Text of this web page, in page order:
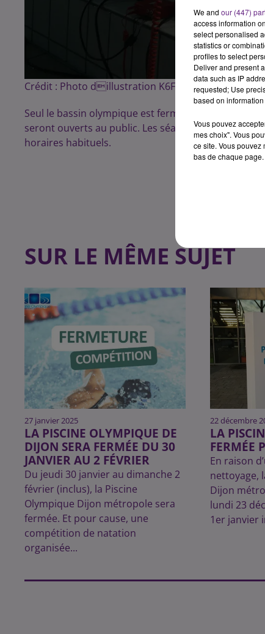
Crédit : Photo dillustration K6FM
Seul le bassin olympique est fermé ce week-end.
seront ouverts au public. Les séances "Bébé
horaires habituels.
SUR LE MÊME SUJET
27 janvier 2025
LA PISCINE OLYMPIQUE DE
DIJON SERA FERMÉE DU 30
JANVIER AU 2 FÉVRIER
Du jeudi 30 janvier au dimanche 2
février (inclus), la Piscine
Olympique Dijon métropole sera
fermée. Et pour cause, une
compétition de natation
organisée...
22 décembre
LA
FERMÉE
En raison
nettoyage,
Dijon
lundi 23
1er janvier
We and our (447)
access information
select personalised
statistics or
profiles to select
Deliver and present
data such as IP
requested; Use
based on
Vous pouvez
mes choix". Vous
ce site. Vous pouvez
bas de chaque page.